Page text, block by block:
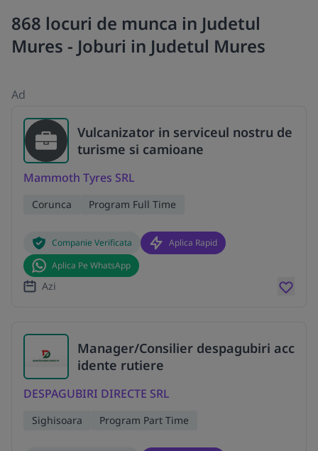
868 locuri de munca in Judetul
Mures - Joburi in Judetul Mures
Ad
Vulcanizator in serviceul nostru de
turisme si camioane
Mammoth Tyres SRL
Corunca Program Full Time
Companie Verificata
Aplica Rapid
Aplica Pe WhatsApp
Azi
Manager/Consilier despagubiri acc
idente rutiere
DESPAGUBIRI DIRECTE SRL
Sighisoara Program Part Time